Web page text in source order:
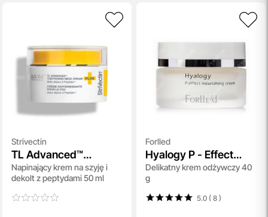
Strivectin
TL Advanced™
Tightening Neck
Cream Plus
Napinający krem na szyję i
dekolt z peptydami 50 ml
Forlled
Hyalogy P - Effect
Nourishing Cream
Delikatny krem odżywczy 40
g
5.0 ( 8)